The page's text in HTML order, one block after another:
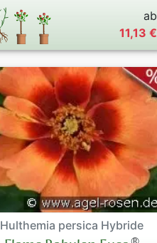
ab
11,13 €
Hulthemia persica Hybride